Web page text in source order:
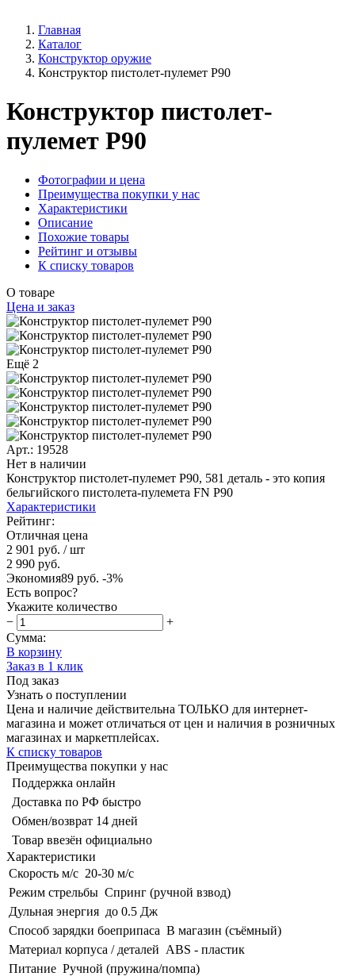
Главная
Каталог
Конструктор оружие
Конструктор пистолет-пулемет P90
Конструктор пистолет-
пулемет P90
Фотографии и цена
Преимущества покупки у нас
Характеристики
Описание
Похожие товары
Рейтинг и отзывы
К списку товаров
О товаре
Цена и заказ
Ещё 2
Арт.: 19528
Нет в наличии
Конструктор пистолет-пулемет P90, 581 деталь - это копия
бельгийского пистолета-пулемета FN P90
Характеристики
Рейтинг:
Отличная цена
2 901 руб. / шт
2 990 руб.
Экономия89 руб. -3%
Есть вопрос?
Укажите количество
−
+
Сумма:
В корзину
Заказ в 1 клик
Под заказ
Узнать о поступлении
Цена и наличие действительна ТОЛЬКО для интернет-
магазина и может отличаться от цен и наличия в розничных
магазинах и маркетплейсах.
К списку товаров
Преимущества покупки у нас
Поддержка онлайн
Доставка по РФ быстро
Обмен/возврат 14 дней
Товар ввезён официально
Характеристики
Скорость м/с 20-30 м/с
Режим стрельбы Спринг (ручной взвод)
Дульная энергия до 0.5 Дж
Способ зарядки боеприпаса В магазин (съёмный)
Материал корпуса / деталей ABS - пластик
Питание Ручной (пружина/помпа)